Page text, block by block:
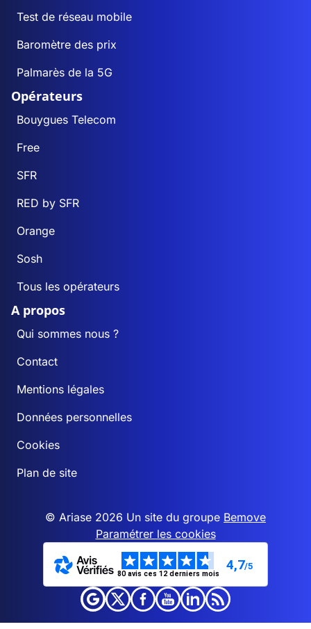
Test de réseau mobile
Baromètre des prix
Palmarès de la 5G
Opérateurs
Bouygues Telecom
Free
SFR
RED by SFR
Orange
Sosh
Tous les opérateurs
A propos
Qui sommes nous ?
Contact
Mentions légales
Données personnelles
Cookies
Plan de site
© Ariase 2026 Un site du groupe Bemove
Paramétrer les cookies
80 avis ces 12 derniers mois
4,7/5